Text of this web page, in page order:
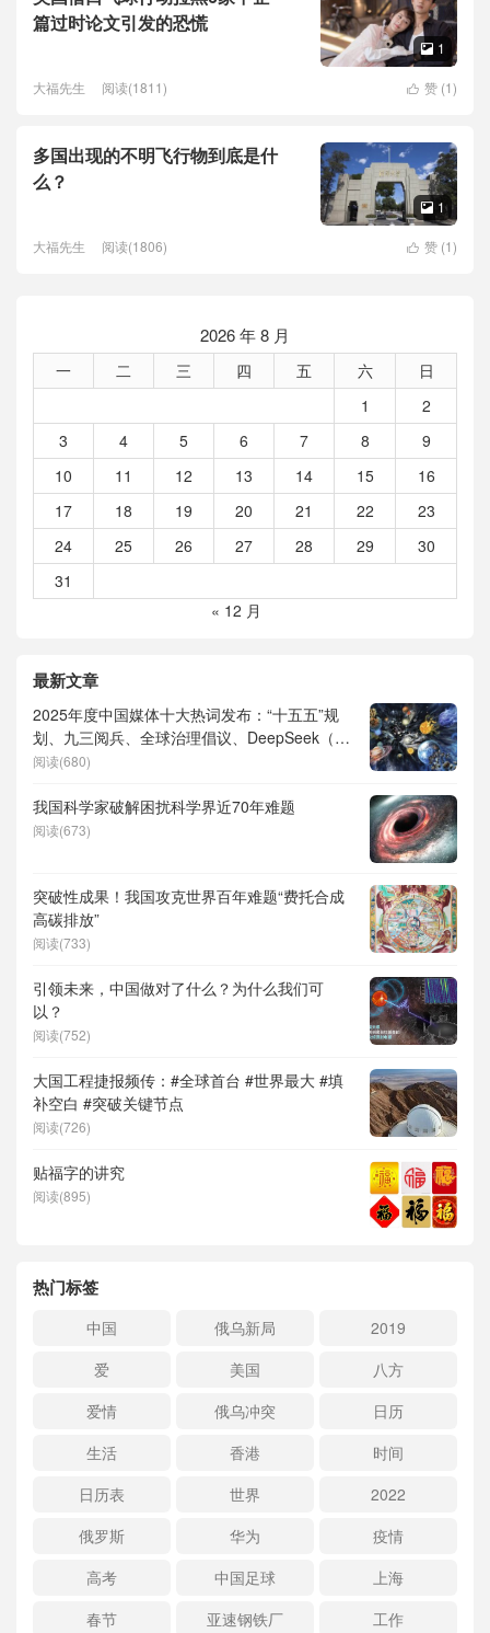
篇过时论文引发的恐慌
 1
 赞 (1)
大福先生 阅读(1811)
多国出现的不明飞行物到底是什
么？
 1
 赞 (1)
大福先生 阅读(1806)
2026 年 8 月
一 二 三 四 五 六
日
1
2
3
4 5 6 7 8
9
10
11 12 13 14 15
16
17
18 19 20 21 22
23
24
25 26 27 28 29
30
31
« 12 月
最新文章
2025年度中国媒体十大热词发布：“十五五”规
划、九三阅兵、全球治理倡议、DeepSeek（深
度求索）、人形机器人、苏超、票根经济、育
阅读(680)
我国科学家破解困扰科学界近70年难题
阅读(673)
突破性成果！我国攻克世界百年难题“费托合成
高碳排放”
阅读(733)
引领未来，中国做对了什么？为什么我们可
以？
阅读(752)
大国工程捷报频传：#全球首台 #世界最大 #填
补空白 #突破关键节点
阅读(726)
贴福字的讲究
阅读(895)
热门标签
中国 俄乌新局
2019
爱
美国
八方
爱情
俄乌冲突
日历
生活
香港
时间
日历表
世界
2022
俄罗斯
华为
疫情
高考
中国足球
上海
春节
亚速钢铁厂 工作